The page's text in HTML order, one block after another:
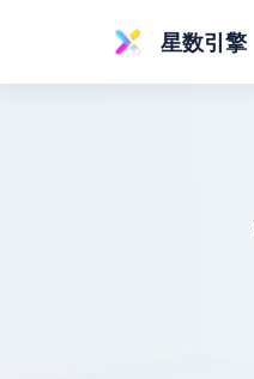
星数引擎